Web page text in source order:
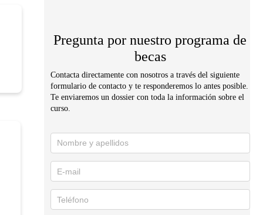
Pregunta por nuestro programa de
becas
Contacta directamente con nosotros a través del siguiente
formulario de contacto y te responderemos lo antes posible.
Te enviaremos un dossier con toda la información sobre el
curso.
Solicita
información